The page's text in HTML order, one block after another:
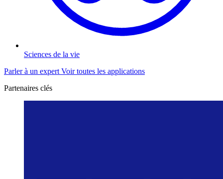
Sciences de la vie
Parler à un expert Voir toutes les applications
Partenaires clés